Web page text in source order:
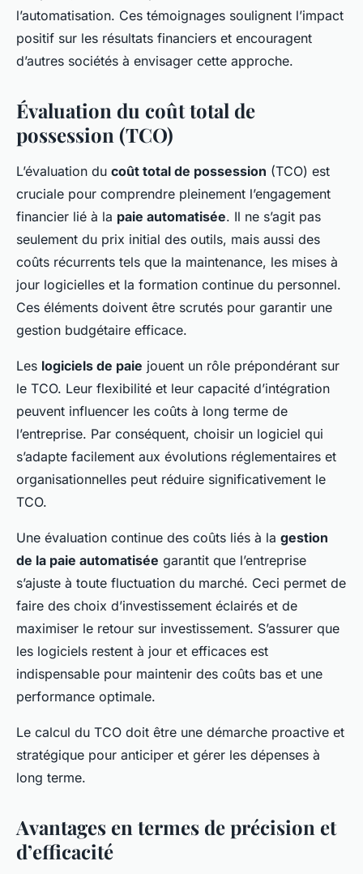
l’automatisation. Ces témoignages soulignent l’impact
positif sur les résultats financiers et encouragent
d’autres sociétés à envisager cette approche.
Évaluation du coût total de
possession (TCO)
L’évaluation du coût total de possession (TCO) est
cruciale pour comprendre pleinement l’engagement
financier lié à la paie automatisée. Il ne s’agit pas
seulement du prix initial des outils, mais aussi des
coûts récurrents tels que la maintenance, les mises à
jour logicielles et la formation continue du personnel.
Ces éléments doivent être scrutés pour garantir une
gestion budgétaire efficace.
Les logiciels de paie jouent un rôle prépondérant sur
le TCO. Leur flexibilité et leur capacité d’intégration
peuvent influencer les coûts à long terme de
l’entreprise. Par conséquent, choisir un logiciel qui
s’adapte facilement aux évolutions réglementaires et
organisationnelles peut réduire significativement le
TCO.
Une évaluation continue des coûts liés à la gestion
de la paie automatisée garantit que l’entreprise
s’ajuste à toute fluctuation du marché. Ceci permet de
faire des choix d’investissement éclairés et de
maximiser le retour sur investissement. S’assurer que
les logiciels restent à jour et efficaces est
indispensable pour maintenir des coûts bas et une
performance optimale.
Le calcul du TCO doit être une démarche proactive et
stratégique pour anticiper et gérer les dépenses à
long terme.
Avantages en termes de précision et
d’efficacité